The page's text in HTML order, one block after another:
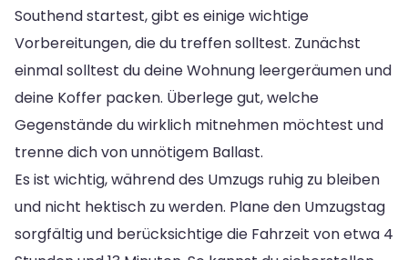
Southend startest, gibt es einige wichtige
Vorbereitungen, die du treffen solltest. Zunächst
einmal solltest du deine Wohnung leergeräumen und
deine Koffer packen. Überlege gut, welche
Gegenstände du wirklich mitnehmen möchtest und
trenne dich von unnötigem Ballast.
Es ist wichtig, während des Umzugs ruhig zu bleiben
und nicht hektisch zu werden. Plane den Umzugstag
sorgfältig und berücksichtige die Fahrzeit von etwa 4